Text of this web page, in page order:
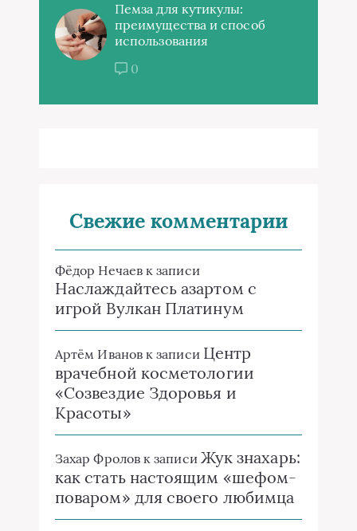
Пемза для кутикулы:
преимущества и способ
использования
0
Свежие комментарии
Фёдор Нечаевк записи
Наслаждайтесь азартом с
игрой Вулкан Платинум
Артём Ивановк записи Центр
врачебной косметологии
«Созвездие Здоровья и
Красоты»
Захар Фроловк записи Жук знахарь:
как стать настоящим «шефом-
поваром» для своего любимца